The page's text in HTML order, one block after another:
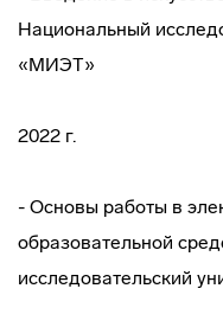
Национальный
«МИЭТ»
2022 г.
- Основы работы в
образовательной
исследовательский